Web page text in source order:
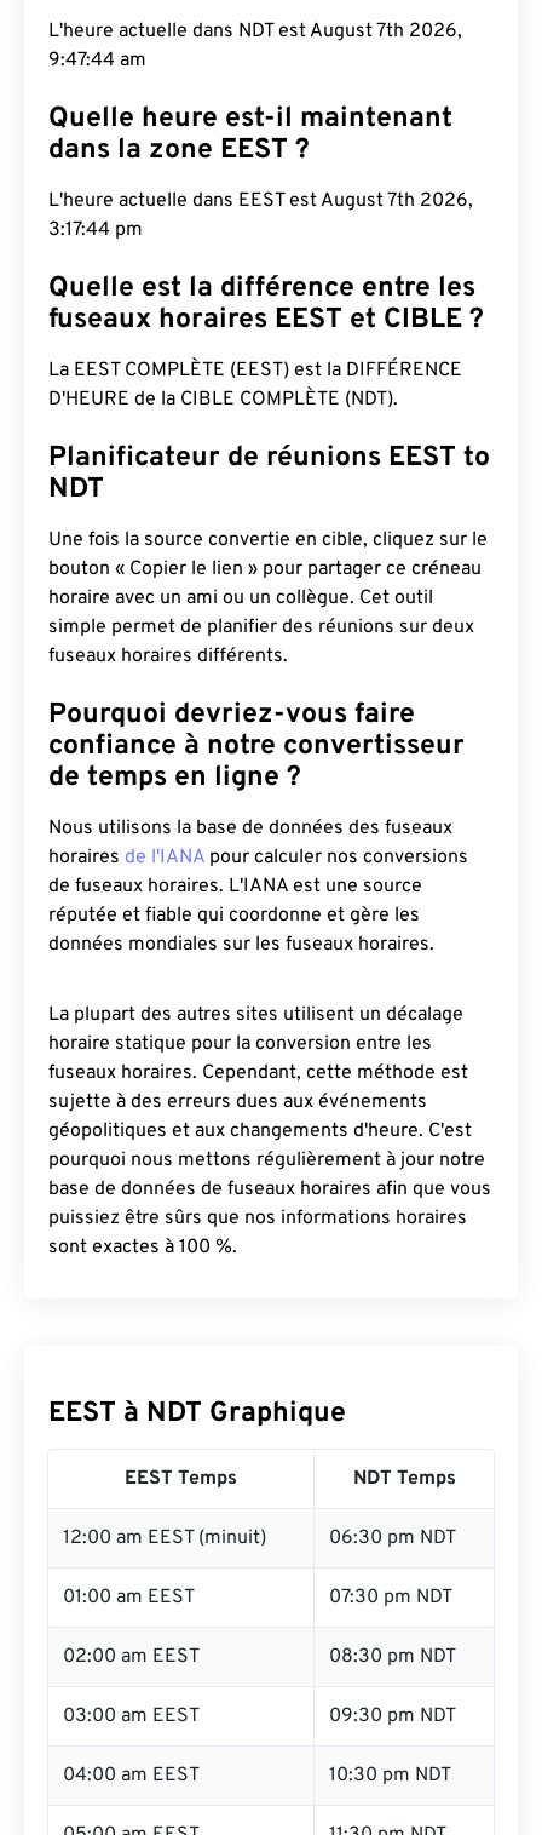
L'heure actuelle dans NDT est August 7th 2026,
9:47:45 am
Quelle heure est-il maintenant
dans la zone EEST ?
L'heure actuelle dans EEST est August 7th 2026,
3:17:45 pm
Quelle est la différence entre les
fuseaux horaires EEST et CIBLE ?
La EEST COMPLÈTE (EEST) est la DIFFÉRENCE
D'HEURE de la CIBLE COMPLÈTE (NDT).
Planificateur de réunions EEST to
NDT
Une fois la source convertie en cible, cliquez sur le
bouton « Copier le lien » pour partager ce créneau
horaire avec un ami ou un collègue. Cet outil
simple permet de planifier des réunions sur deux
fuseaux horaires différents.
Pourquoi devriez-vous faire
confiance à notre convertisseur
de temps en ligne ?
Nous utilisons la base de données des fuseaux
horaires de l'IANA pour calculer nos conversions
de fuseaux horaires. L'IANA est une source
réputée et fiable qui coordonne et gère les
données mondiales sur les fuseaux horaires.
La plupart des autres sites utilisent un décalage
horaire statique pour la conversion entre les
fuseaux horaires. Cependant, cette méthode est
sujette à des erreurs dues aux événements
géopolitiques et aux changements d'heure. C'est
pourquoi nous mettons régulièrement à jour notre
base de données de fuseaux horaires afin que vous
puissiez être sûrs que nos informations horaires
sont exactes à 100 %.
EEST à NDT Graphique
EEST Temps NDT Temps
12:00 am EEST (minuit) 06:30 pm NDT
01:00 am EEST 07:30 pm NDT
02:00 am EEST 08:30 pm NDT
03:00 am EEST 09:30 pm NDT
04:00 am EEST 10:30 pm NDT